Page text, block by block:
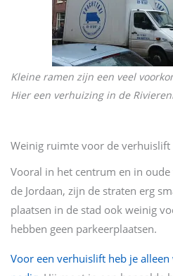
Kleine ramen zijn een veel
Hier een verhuizing in de
Weinig ruimte voor de verhuislift
Vooral in het centrum en in
de Jordaan, zijn de straten erg
plaatsen in de stad ook weinig
hebben geen parkeerplaatsen.
Voor een verhuislift heb je